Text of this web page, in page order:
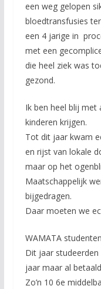
een weg gelopen
bloedtransfusies
een 4 jarige in
met een
die heel ziek was
gezond.
Ik ben heel blij met
kinderen krijgen.
Tot dit jaar kwam
en rijst van lokale
maar op het
Maatschappelijk
bijgedragen.
Daar moeten we
WAMATA
Dit jaar
jaar maar al
Zo’n 10 6e